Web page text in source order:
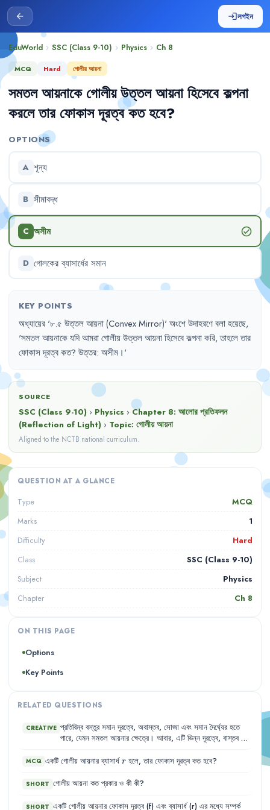
arrow_back loginলগইন
EduWorld chevron_right SSC (Class 9-10) chevron_right Physics chevron_right Ch 8
MCQ Hard গোলীয় আয়না
সমতল আয়নাকে গোলীয় উত্তল আয়না হিসেবে কল্পনা
করলে তার ফোকাস দূরত্ব কত হবে?
OPTIONS
A শূন্য
B সীমাবদ্ধ
C অসীম check_circle
D গোলকের ব্যাসার্ধের সমান
KEY POINTS
অধ্যায়ের '৮.৫ উত্তলআয়না(Convex Mirror)' অংশেউদাহরণেবলাহয়েছে,
'সমতলআয়নাকেযদিআমরাগোলীয়উত্তলআয়নাহিসেবেকল্পনাকরি, তাহলেতার
ফোকাসদূরত্বকত? উত্তর: অসীম ।'
SOURCE
SSC (Class 9-10) › Physics › Chapter 8: আলোর প্রতিফলন
(Reflection of Light) › Topic: গোলীয় আয়না
Aligned to the NCTB national curriculum.
QUESTION AT A GLANCE
Type MCQ
Marks 1
Difficulty Hard
Class SSC (Class 9-10)
Subject Physics
Chapter Ch 8
ON THIS PAGE
Options
Key Points
RELATED QUESTIONS
CREATIVE প্রতিবিম্ব বস্তুর সমান দূরত্বে, অবাস্তব, সোজা এবং সমান দৈর্ঘ্যের হতে
পারে, যেমন সমতল আয়নার ক্ষেত্রে । আবার, এটি ভিন্ন দূরত্বে, বাস্তব বা
আয়নার ক্ষেত্রে।
MCQ একটি গোলীয় আয়নার ব্যাসার্ধr
r হলে, তার ফোকাস দূরত্ব কত হবে?
SHORT গোলীয় আয়না কত প্রকার ও কী কী?
SHORT একটি গোলীয় আয়নার ফোকাস দূরত্ব (f) এবং ব্যাসার্ধ (r) এর মধ্যে সম্পর্ক